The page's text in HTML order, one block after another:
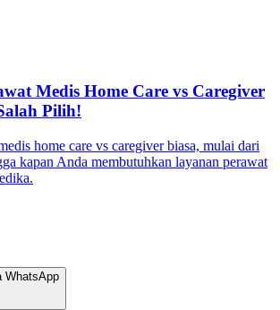
Medis Home Care vs Caregiver
Pilih!
home care vs caregiver biasa, mulai dari
kapan Anda membutuhkan layanan perawat
WhatsApp